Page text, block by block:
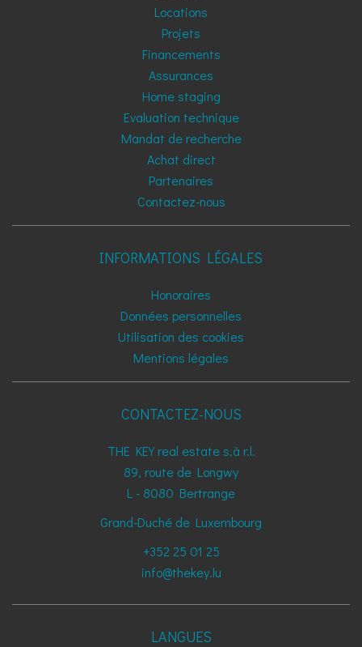
Locations
Projets
Financements
Assurances
Home staging
Evaluation technique
Mandat de recherche
Achat direct
Partenaires
Contactez-nous
INFORMATIONS LÉGALES
Honoraires
Données personnelles
Utilisation des cookies
Mentions légales
CONTACTEZ-NOUS
THE KEY real estate s.à r.l.
89, route de Longwy
L - 8080 Bertrange
Grand-Duché de Luxembourg
+352 25 01 25
info@thekey.lu
LANGUES